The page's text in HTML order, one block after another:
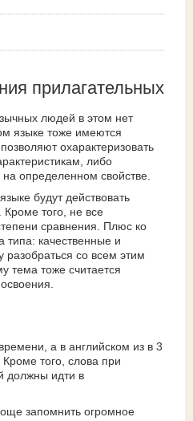
прилагательных
людей в этом нет
языке тоже имеются
охарактеризовать
либо
определенном свойстве.
будут действовать
Кроме того, не все
сравнения. Плюс ко
типа: качественные и
разобраться со всем этим
тема тоже считается
а в английском из в 3
того, слова при
должны идти в
запомнить огромное